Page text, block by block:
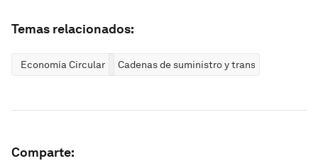
Temas relacionados:
Economía Circular Cadenas de suministro y transporte
Comparte: